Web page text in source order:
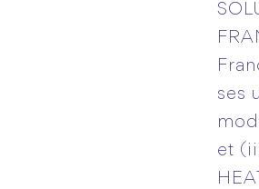
ses
et